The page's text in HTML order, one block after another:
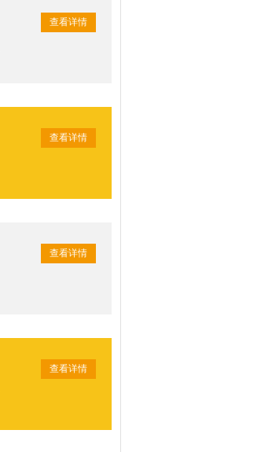
查看详情
查看详情
查看详情
查看详情